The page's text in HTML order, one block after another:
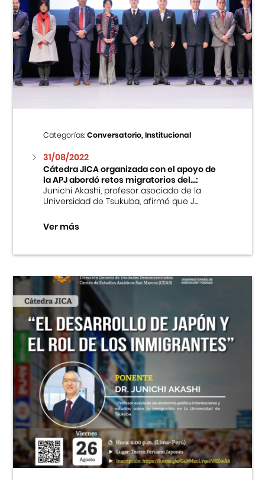
Categorías:Conversatorio, Institucional
31/08/2022
Cátedra JICA organizada con el apoyo de
la APJ abordó retos migratorios del...:
Junichi Akashi, profesor asociado de la
Universidad de Tsukuba, afirmó que J...
Ver más